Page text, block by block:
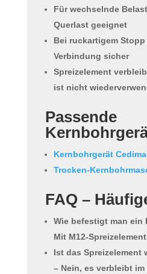
Für wechselnde
Querlast geeignet
Bei ruckartigem
Verbindung sicher
Spreizelement
ist nicht
Passende
Kernbohrgerät
Trocken-
FAQ –
Wie befestigt man ein
Mit M12-
Ist das Spreizelement
– Nein, es verbleibt